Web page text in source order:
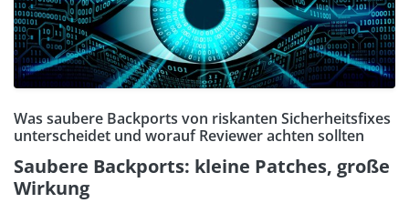
Was saubere Backports von riskanten Sicherheitsfixes
unterscheidet und worauf Reviewer achten sollten
Saubere Backports: kleine Patches, große
Wirkung